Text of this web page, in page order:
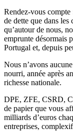
Rendez-vous compte
de dette que dans les
qu’autour de nous,
emprunte désormais
Portugal et, depuis
Nous n’avons
nourri, année après
richesse nationale.
DPE, ZFE, CSRD,
de papier que vous
milliards d’euros
entreprises,